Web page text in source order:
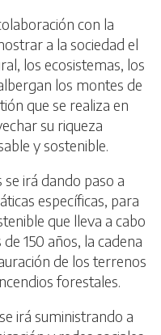
con la
a la sociedad el
los ecosistemas, los
los montes de
que se realiza en
su riqueza
y sostenible.
irá dando paso a
específicas, para
que lleva a cabo
150 años, la cadena
de los terrenos
forestales.
irá suministrando a